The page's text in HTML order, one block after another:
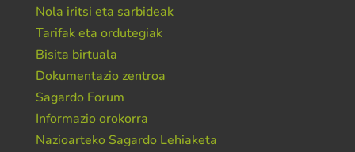
Nola iritsi eta sarbideak
Tarifak eta ordutegiak
Bisita birtuala
Dokumentazio zentroa
Sagardo Forum
Informazio orokorra
Nazioarteko Sagardo Lehiaketa